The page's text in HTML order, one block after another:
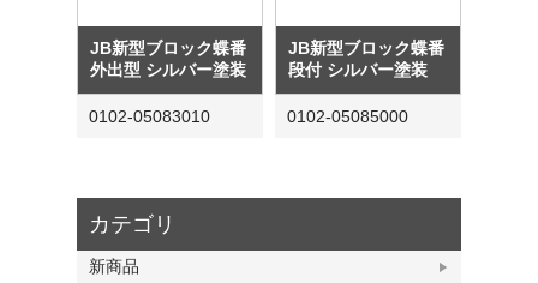
カテゴリ
新商品
JB新型ブロック蝶番
外出型 シルバー塗装
0102-05083010
JB新型ブロック蝶番
段付 シルバー塗装
0102-05085000